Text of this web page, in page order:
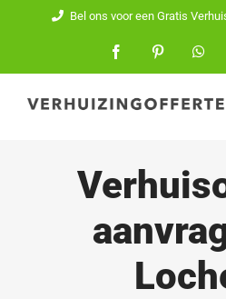
inhoud
Bel ons voor een Gratis
FacebookPinterest